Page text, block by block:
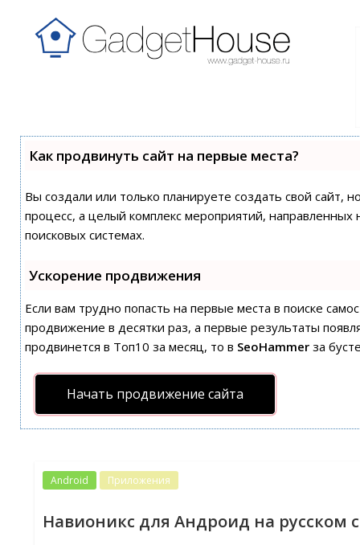
Как продвинуть сайт на первые места?
Вы создали или только планируете создать свой сайт,
процесс, а целый комплекс мероприятий,
поисковых системах.
Ускорение продвижения
Если вам трудно попасть на первые места в поиске
продвижение в десятки раз, а первые результаты
продвинется в Топ10 за месяц, то в SeoHammerза
Начать продвижение сайта
Android Приложения
Навионикс для Андроид на русском